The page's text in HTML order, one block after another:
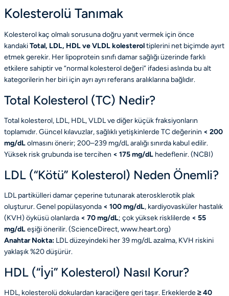
Kolesterolü Tanımak
Kolesterol kaç olmalı sorusuna doğru yanıt vermek için önce
kandakiTotal, LDL, HDL ve VLDL kolesteroltiplerini net biçimde ayırt
etmek gerekir. Her lipoprotein sınıfı damar sağlığı üzerinde farklı
etkilere sahiptir ve “normal kolesterol değeri” ifadesi aslında bu alt
kategorilerin her biri için ayrı ayrı referans aralıklarına bağlıdır.
Total Kolesterol (TC) Nedir?
Total kolesterol, LDL, HDL, VLDL ve diğer küçük fraksiyonların
toplamıdır. Güncel kılavuzlar, sağlıklı yetişkinlerde TC değerinin < 200
mg/dLolmasını önerir; 200–239 mg/dL aralığı sınırda kabul edilir.
Yüksek risk grubunda ise tercihen < 175 mg/dL hedeflenir. (NCBI)
LDL (“Kötü” Kolesterol) Neden Önemli?
LDL partikülleri damar çeperine tutunarak aterosklerotik plak
oluşturur. Genel popülasyonda < 100 mg/dL, kardiyovasküler hastalık
(KVH) öyküsü olanlarda < 70 mg/dL; çok yüksek risklilerde < 55
mg/dLeşiği önerilir. (ScienceDirect,www.heart.org)
Anahtar Nokta: LDL düzeyindeki her 39 mg/dL azalma, KVH riskini
yaklaşık %20 düşürür.
HDL (“İyi” Kolesterol) Nasıl Korur?
HDL, kolesterolü dokulardan karaciğere geri taşır. Erkeklerde≥ 40